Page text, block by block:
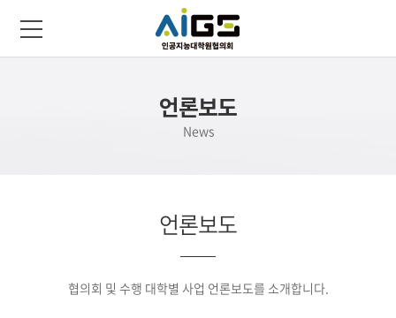
언론보도
News
언론보도
협의회 및 수행 대학별 사업 언론보도를 소개합니다.